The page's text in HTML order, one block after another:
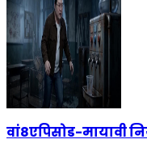
वां8एपिसोड-मायावी